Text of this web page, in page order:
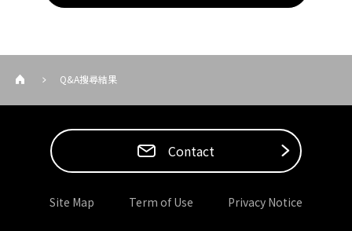
Q&A搜尋結果
Contact
Site Map Term of Use Privacy Notice